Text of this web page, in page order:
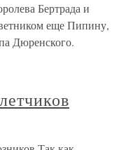
Бертрада и
еще Пипину,
Дюренского.